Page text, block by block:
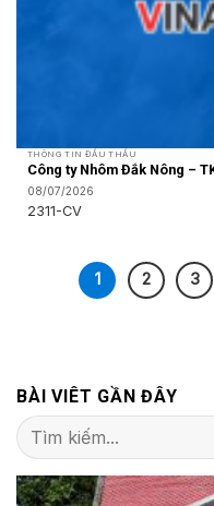
THÔNG TIN ĐẤU THẦU
Công ty Nhôm Đắk Nông –
08/07/2026
2311-CV
1 2 3
BÀI VIÊT GẦN ĐÂY